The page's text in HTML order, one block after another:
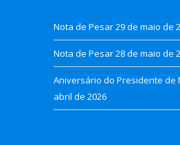
Nota de Pesar29 de maio de
Nota de Pesar28 de maio de
Aniversário do Presidente de
abril de 2026